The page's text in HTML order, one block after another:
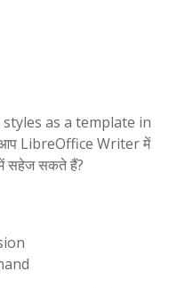
as a template in
LibreOffice Writer में
सहेज सकते हैं?